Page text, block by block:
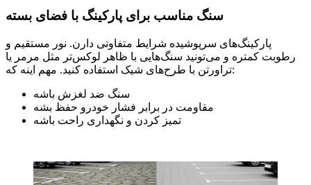
سنگ مناسب برای پارکینگ با فضای بسته
پارکینگ‌های سرپوشیده شرایط متفاوتی دارن. نور مستقیم و
رطوبت کمتره و می‌تونید سنگ‌هایی با ظاهر لوکس‌تر مثل مرمر یا
تراورتن با طرح‌های شیک استفاده کنید. مهم اینه که:
سنگ ضد لغزش باشه
مقاومت در برابر فشار خودرو حفظ بشه
تمیز کردن و نگهداری راحت باشه